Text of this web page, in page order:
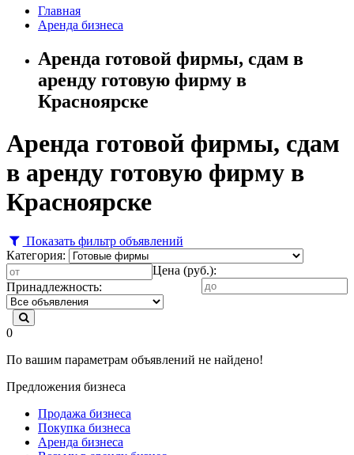
Главная
Аренда бизнеса
Аренда готовой фирмы, сдам в
аренду готовую фирму в
Красноярске
Аренда готовой фирмы, сдам
в аренду готовую фирму в
Красноярске
Показать фильтр объявлений
Категория:
Цена (руб.):
Принадлежность:
0
По вашим параметрам объявлений не найдено!
Предложения бизнеса
Продажа бизнеса
Покупка бизнеса
Аренда бизнеса